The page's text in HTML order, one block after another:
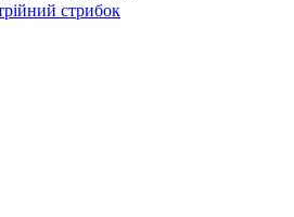
стрибок